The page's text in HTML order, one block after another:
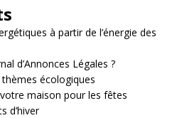
à partir de l’énergie des
d’Annonces Légales ?
écologiques
maison pour les fêtes
d’hiver